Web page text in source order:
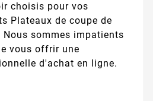
choisis pour vos
Plateaux de coupe de
sommes impatients
vous offrir une
d'achat en ligne.